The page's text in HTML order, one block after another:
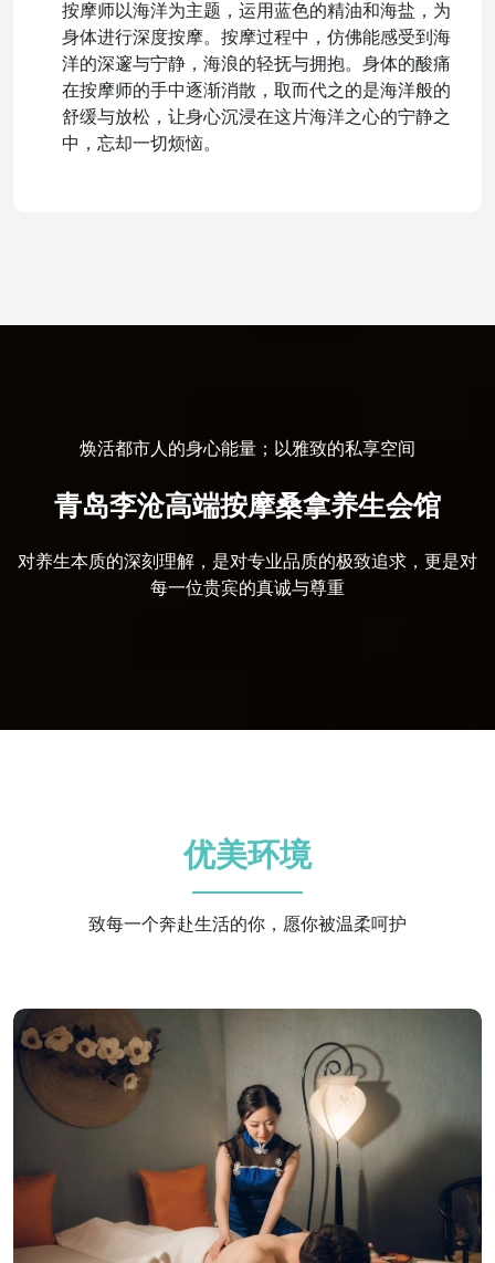
按摩师以海洋为主题，运用蓝色的精油和海盐，为
身体进行深度按摩。按摩过程中，仿佛能感受到海
洋的深邃与宁静，海浪的轻抚与拥抱。身体的酸痛
在按摩师的手中逐渐消散，取而代之的是海洋般的
舒缓与放松，让身心沉浸在这片海洋之心的宁静之
中，忘却一切烦恼。
焕活都市人的身心能量；以雅致的私享空间
青岛李沧高端按摩桑拿养生会馆
对养生本质的深刻理解，是对专业品质的极致追求，更是对
每一位贵宾的真诚与尊重
优美环境
致每一个奔赴生活的你，愿你被温柔呵护